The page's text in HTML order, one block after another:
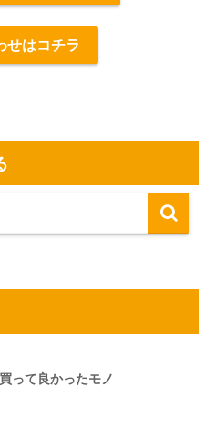
せはコチラ
って良かったモノ